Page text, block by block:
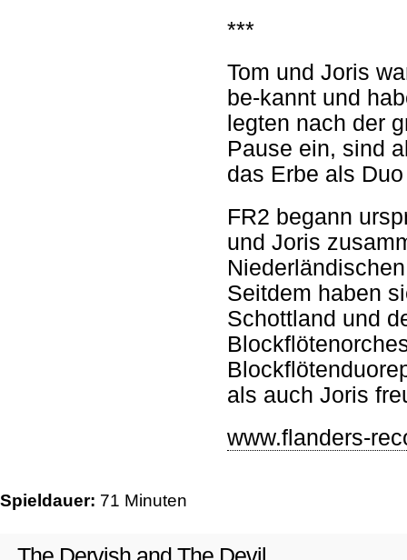
***
Tom und Joris
be-kannt und
legten nach der
Pause ein, sind
das Erbe als
FR2 begann
und Joris
Seitdem haben
Schottland und
als auch Joris
www.flanders-
Spieldauer: 71 Minuten